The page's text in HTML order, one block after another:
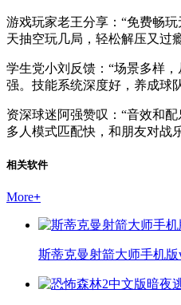
游戏玩家老王分享：“免费畅
天抽空玩几局，轻松解压又过
学生党小刘反馈：“场景多样
强。技能系统深度好，养成球
资深球迷阿强赞叹：“音效和
多人模式匹配快，和朋友对战
相关软件
More+
斯蒂克曼射箭大师手机版